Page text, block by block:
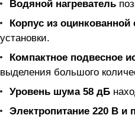
Водяной нагреватель
Корпус из оцинкованной
установки.
Компактное подвесное
выделения большого
Уровень шума 58 дБ
Электропитание 220 В и